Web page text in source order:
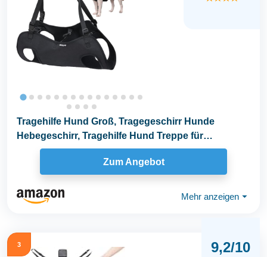
Tragehilfe Hund Groß, Tragegeschirr Hunde
Hebegeschirr, Tragehilfe Hund Treppe für
Behinderte...
Zum Angebot
Mehr anzeigen ⏷
3 9,2/10